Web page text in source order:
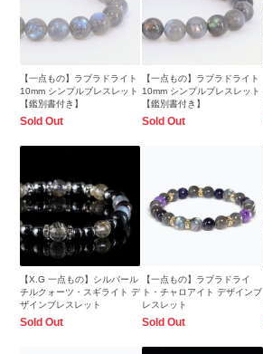
【一点もの】ラブラドライト
10mm シンプルブレスレット
【鑑別書付き】
Sold Out
【一点もの】ラブラドライト
10mm シンプルブレスレット
【鑑別書付き】
Sold Out
【X.G 一点もの】シルバール
チルクォーツ・スギライト デ
ザインブレスレット
Sold Out
【一点もの】ラブラドライ
ト・チャロアイト デザインブ
レスレット
Sold Out